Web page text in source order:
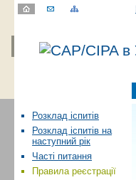
Розклад іспитів
Розклад іспитів на
наступний рік
Часті питання
Правила реєстрації